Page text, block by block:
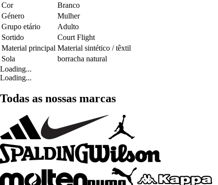
Cor
Branco
Género
Mulher
Grupo etário
Adulto
Sortido
Court Flight
Material principal Material sintético / têxtil
Sola
borracha natural
Loading...
Loading...
Todas as nossas marcas